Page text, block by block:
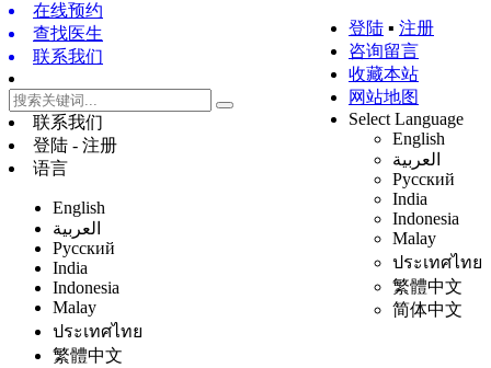
登陆 ▪ 注册
咨询留言
收藏本站
网站地图
Select Language
English
العربية
Русский
India
Indonesia
Malay
ประเทศไทย
繁體中文
简体中文
在线预约
查找医生
联系我们
联系我们
登陆 - 注册
语言
English
العربية
Русский
India
Indonesia
Malay
ประเทศไทย
繁體中文